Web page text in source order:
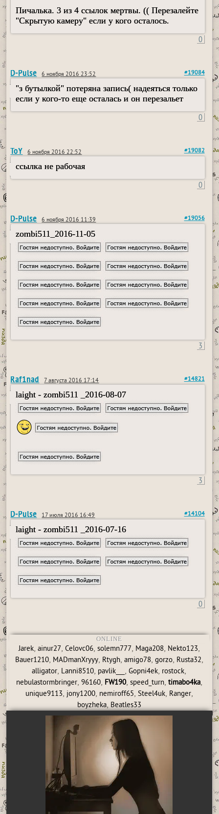
Пичалька. 3 из 4 ссылок мертвы. (( Перезалейте
"Скрытую камеру" если у кого осталось.
0
D-Pulse 6 ноября 2016 23:52 #19084
"з бутылкой" потеряна запись( надеяться только
если у кого-то еще осталась и он перезальет
0
ToY 6 ноября 2016 22:52 #19082
ссылка не рабочая
0
D-Pulse 6 ноября 2016 11:39 #19056
zombi511_2016-11-05
3
Raf1nad 7 августа 2016 17:14 #14821
laight - zombi511 _2016-08-07
3
D-Pulse 17 июля 2016 16:49 #14104
laight - zombi511 _2016-07-16
0
ONLINE
Jarek, ainur27, Celovc06, solemn777, Maga208, Nekto123,
Bauer1210, MADmanXryyy, Rtygh, amigo78, gorzo, Rusta32,
alligator, Lanni8510, pavlik___ ,Gopni4ek, rostock,
nebulastormbringer, 96160, FW190, speed_turn, timabo4ka,
unique9113, jony1200, nemiroff65, Steel4uk, Ranger,
boyzheka, Beatles33